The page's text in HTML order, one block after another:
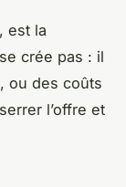
est la
crée pas : il
ou des coûts
l’offre et